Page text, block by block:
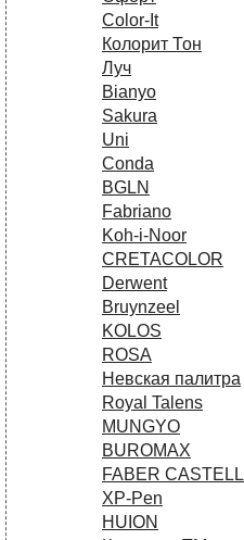
Сolor-It
Колорит Тон
Луч
Bianyo
Sakura
Uni
Conda
BGLN
Fabriano
Koh-i-Noor
CRETACOLOR
Derwent
Bruynzeel
KOLOS
ROSA
Невская палитра
Royal Talens
MUNGYO
BUROMAX
FABER CASTELL
XP-Pen
HUION